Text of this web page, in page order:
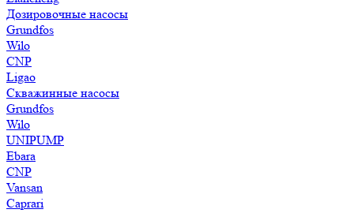
Дозировочные насосы
Grundfos
Wilo
CNP
Ligao
Скважинные насосы
Grundfos
Wilo
UNIPUMP
Ebara
CNP
Vansan
Caprari